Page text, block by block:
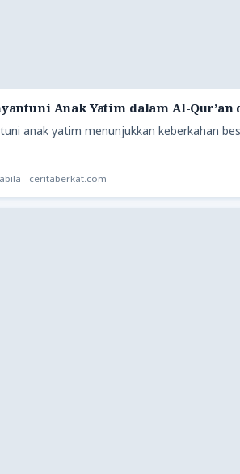
Anak Yatim dalam Al-Qur’an
anak yatim menunjukkan keberkahan
- ceritaberkat.com